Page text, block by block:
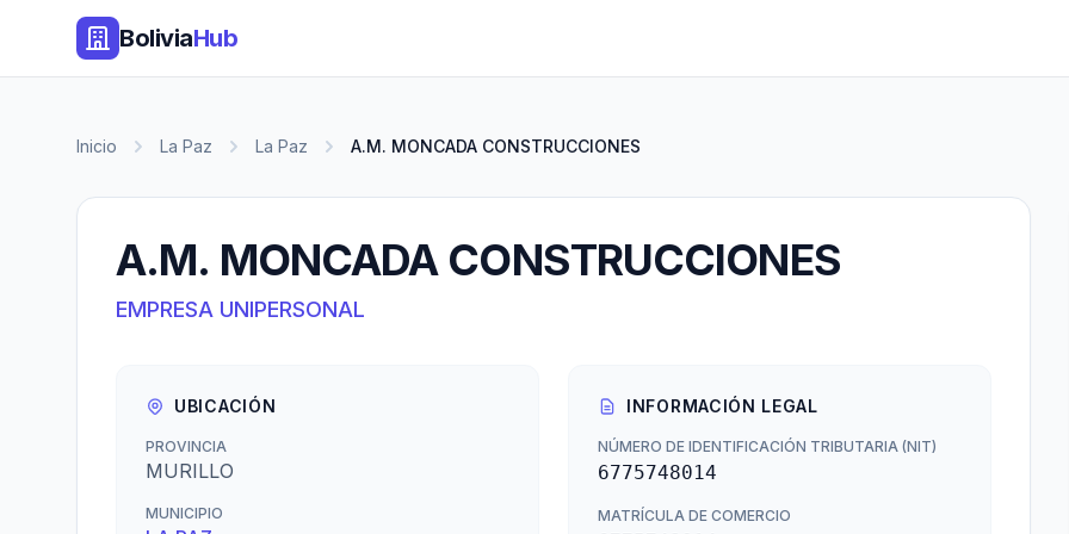
BoliviaHub
Inicio La Paz La Paz A.M. MONCADA CONSTRUCCIONES
A.M. MONCADA CONSTRUCCIONES
EMPRESA UNIPERSONAL
UBICACIÓN
PROVINCIA
MURILLO
MUNICIPIO
INFORMACIÓN LEGAL
NÚMERO DE IDENTIFICACIÓN TRIBUTARIA (NIT)
6775748014
MATRÍCULA DE COMERCIO